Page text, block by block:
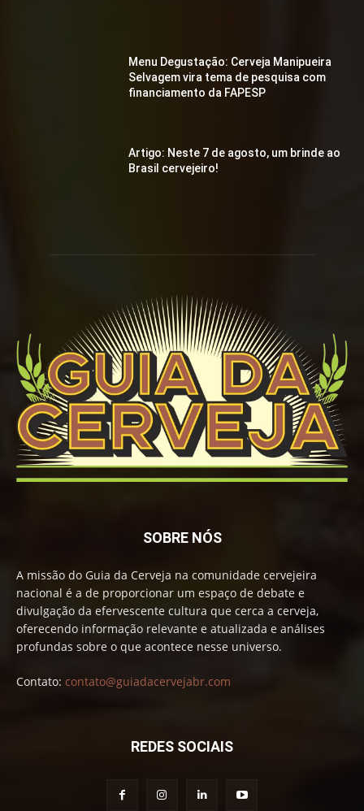
Menu Degustação: Cerveja Manipueira
Selvagem vira tema de pesquisa com
financiamento da FAPESP
Artigo: Neste 7 de agosto, um brinde ao
Brasil cervejeiro!
SOBRE NÓS
A missão do Guia da Cerveja na comunidade cervejeira
nacional é a de proporcionar um espaço de debate e
divulgação da efervescente cultura que cerca a cerveja,
oferecendo informação relevante e atualizada e análises
profundas sobre o que acontece nesse universo.
Contato: contato@guiadacervejabr.com
REDES SOCIAIS